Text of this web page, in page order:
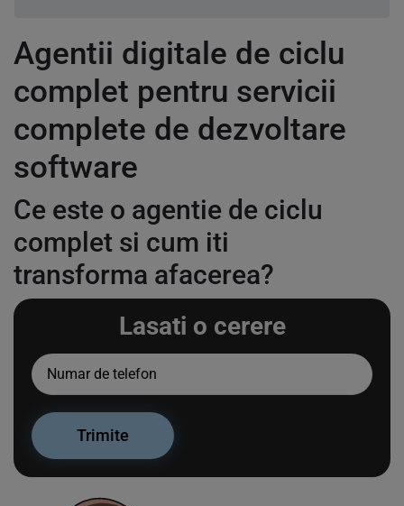
Agentii digitale de ciclu
complet pentru servicii
complete de dezvoltare
software
Ce este o agentie de ciclu
complet si cum iti
transforma afacerea?
Lasati o cerere